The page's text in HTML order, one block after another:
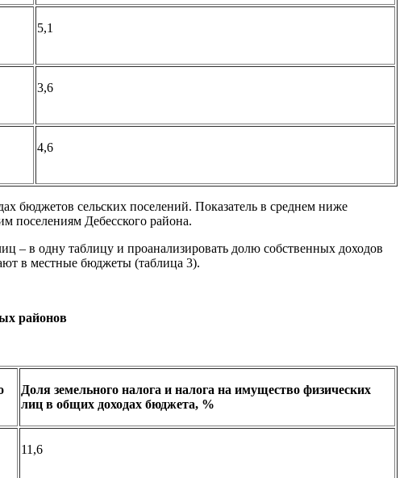
5,1
3,6
4,6
бюджетов сельских поселений. Показатель в среднем ниже
поселениям Дебесского района.
– в одну таблицу и проанализировать долю собственных доходов
в местные бюджеты (таблица 3).
районов
Доля земельного налога и налога на имущество физических
лиц в общих доходах бюджета, %
11,6